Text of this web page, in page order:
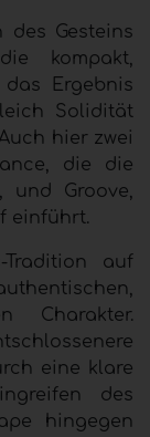
des Gesteins
kompakt,
das Ergebnis
Solidität
hier zwei
die die
und Groove,
einführt.
Tradition auf
Charakter.
eine klare
des
hingegen